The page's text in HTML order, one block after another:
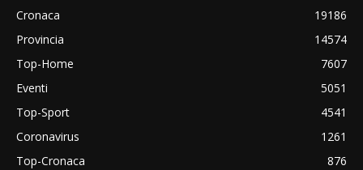
Cronaca
19186
Provincia
14574
Top-Home
7607
Eventi
5051
Top-Sport
4541
Coronavirus
1261
Top-Cronaca
876